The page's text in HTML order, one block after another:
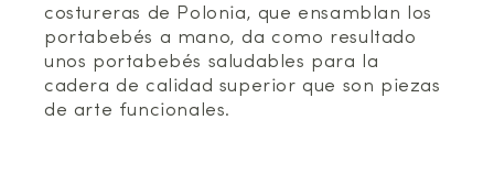
costureras de Polonia, que ensamblan los
portabebés a mano, da como resultado
unos portabebés saludables para la
cadera de calidad superior que son piezas
de arte funcionales.